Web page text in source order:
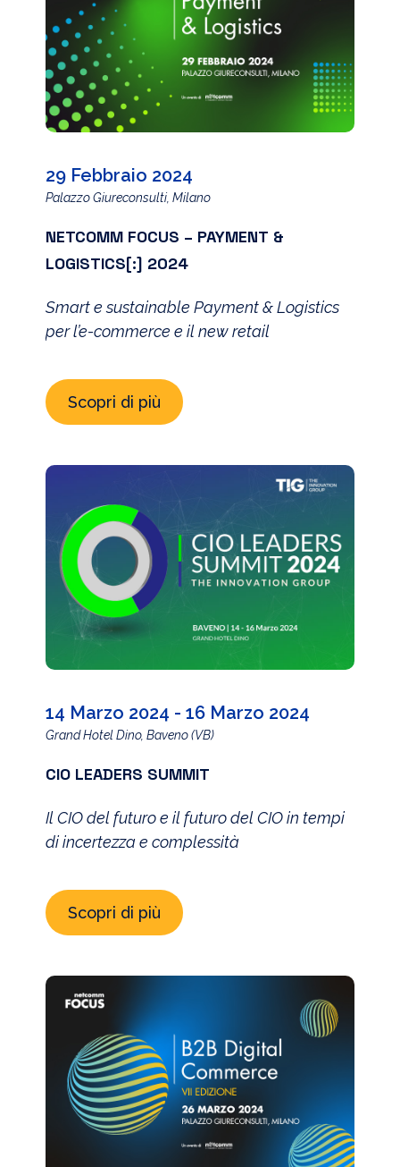
29 Febbraio 2024
Palazzo Giureconsulti, Milano
NETCOMM FOCUS – PAYMENT &
LOGISTICS[:] 2024
Smart e sustainable Payment & Logistics
per l’e-commerce e il new retail
Scopri di più
14 Marzo 2024 - 16 Marzo 2024
Grand Hotel Dino, Baveno (VB)
CIO LEADERS SUMMIT
Il CIO del futuro e il futuro del CIO in tempi
di incertezza e complessità
Scopri di più